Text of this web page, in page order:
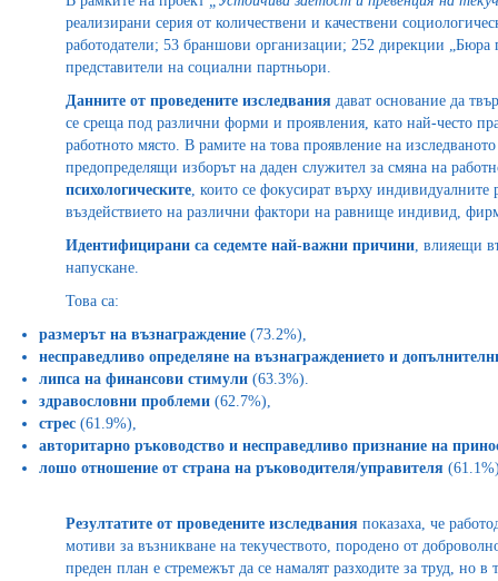
реализирани серия от количествени и качествени
работодатели; 53 браншови организации; 252 дирекции „Бюра
представители на социални партньори.
Данните от проведените изследвания дават основание да
се среща под различни форми и проявления, като най-често
работното място. В рамите на това проявление на
предопределящи изборът на даден служител за смяна на
психологическите, които се фокусират върху
въздействието на различни фактори на равнище индивид,
Идентифицирани са седемте най-важни причини, влияещи
напускане.
Това са:
размерът на възнаграждение (73.2%),
несправедливо определяне на възнаграждението и
липса на финансови стимули (63.3%).
здравословни проблеми (62.7%),
стрес (61.9%),
авторитарно ръководство и несправедливо признание на
лошо отношение от страна на ръководителя/управителя
Резултатите от проведените изследвания показаха, че
мотиви за възникване на текучеството, породено от
преден план е стремежът да се намалят разходите за труд, но в